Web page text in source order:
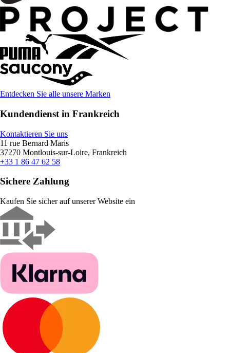
Entdecken Sie alle unsere Marken
Kundendienst in Frankreich
Kontaktieren Sie uns
11 rue Bernard Maris
37270 Montlouis-sur-Loire, Frankreich
+33 1 86 47 62 58
Sichere Zahlung
Kaufen Sie sicher auf unserer Website ein